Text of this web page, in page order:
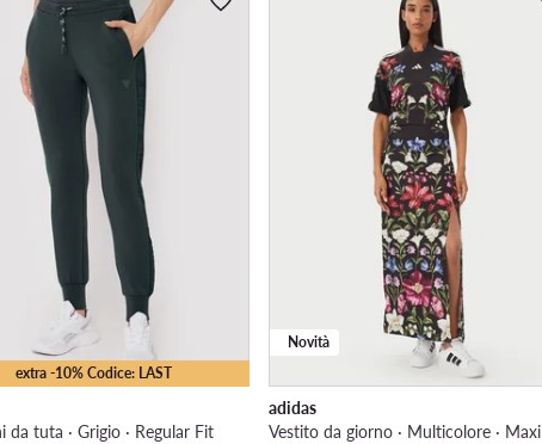
extra -10% Codice: LAST
da tuta · Grigio · Regular Fit
Novità
adidas
Vestito da giorno · Multicolore · Maxi